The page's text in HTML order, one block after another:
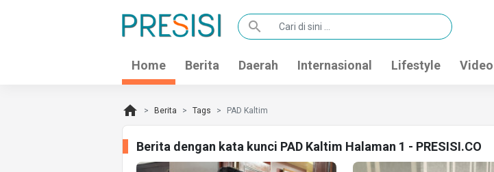
search
Home Berita Daerah Internasional Lifestyle Video
home Berita Tags PAD Kaltim
Berita dengan kata kunci PAD Kaltim Halaman 1 - PRESISI.CO